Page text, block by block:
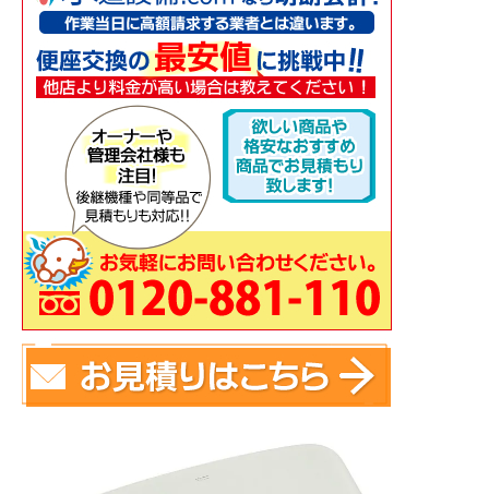
トイレ
ウォシュレッ
給湯器 コンロ
ポンプ 洗面台
蛇口（水栓）の交換はこちら
ウォシュレットなどの交換はこちら